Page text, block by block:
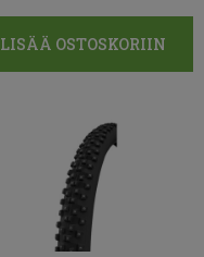
LISÄÄ OSTOSKORIIN